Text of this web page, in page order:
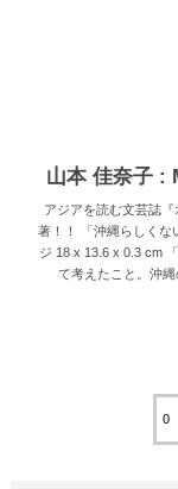
山本 佳奈子 :
アジアを読む文芸誌
著！！ 「沖縄らしくな
ジ 18 x 13.6 x 0.3 cm
て考えたこと。沖